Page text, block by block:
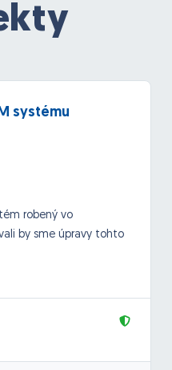
systému
robený vo
by sme úpravy tohto
funkcií.
preto si uvedomujem,
na zber informácií z
informácie ohľadom